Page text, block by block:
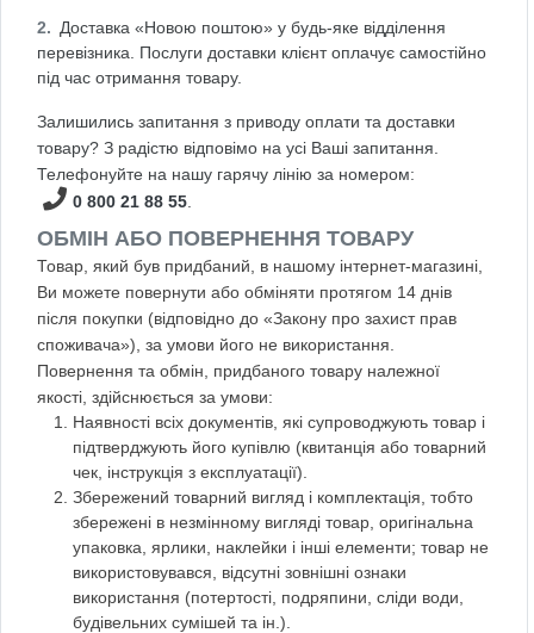
Доставка «Новою поштою» у будь-яке відділення
перевізника. Послуги доставки клієнт оплачує самостійно
під час отримання товару.
Залишились запитання з приводу оплати та доставки
товару? З радістю відповімо на усі Ваші запитання.
Телефонуйте на нашу гарячу лінію за номером:
0 800 21 88 55
ОБМІН АБО ПОВЕРНЕННЯ ТОВАРУ
Товар, який був придбаний, в нашому інтернет-магазині,
Ви можете повернути або обміняти протягом 14 днів
після покупки (відповідно до «Закону про захист прав
споживача»), за умови його не використання.
Повернення та обмін, придбаного товару належної
якості, здійснюється за умови:
Наявності всіх документів, які супроводжують товар і
підтверджують його купівлю (квитанція або товарний
чек, інструкція з експлуатації).
Збережений товарний вигляд і комплектація, тобто
збережені в незмінному вигляді товар, оригінальна
упаковка, ярлики, наклейки і інші елементи; товар не
використовувався, відсутні зовнішні ознаки
використання (потертості, подряпини, сліди води,
будівельних сумішей та ін.).